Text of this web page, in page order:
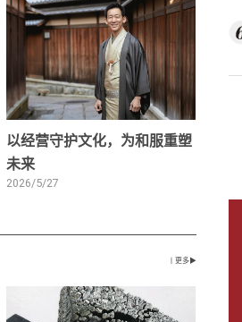
以经营守护文化，为和服重塑
未来
2026/5/27
丨更多▶